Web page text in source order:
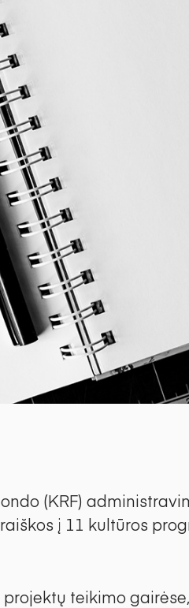
(KRF)
į 11 kultūros
teikimo